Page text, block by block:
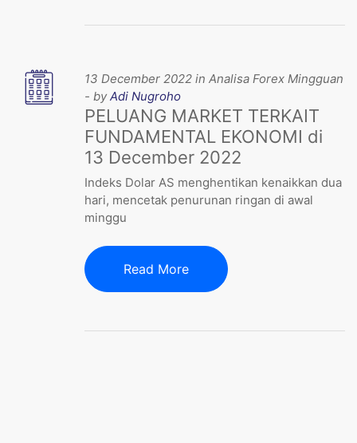
13 December 2022 in Analisa Forex Mingguan
- byAdi Nugroho
PELUANG MARKET TERKAIT
FUNDAMENTAL EKONOMI di
13 December 2022
Indeks Dolar AS menghentikan kenaikkan dua
hari, mencetak penurunan ringan di awal
minggu
Read More